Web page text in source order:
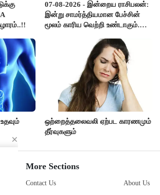
07-08-2026 - இன்றைய ராசிபலன்:
இன்று சாமர்த்தியமான பேச்சின்
மூலம் காரிய வெற்றி உண்டாகும்.
ஒப்படைப்பதில் கவனம் தேவை..!
ஒற்றைத்தலைவலி ஏற்பட காரணமும்
தீர்வுகளும்
More Sections
Contact Us About Us